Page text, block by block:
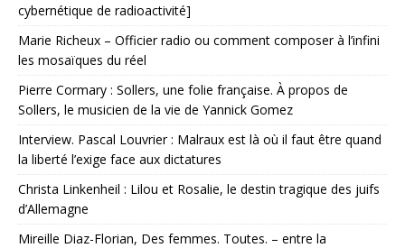
cybernétique de radioactivité]
Marie Richeux – Officier radio ou comment composer à l’infini
les mosaïques du réel
Pierre Cormary : Sollers, une folie française. À propos de
Sollers, le musicien de la vie de Yannick Gomez
Interview. Pascal Louvrier : Malraux est là où il faut être quand
la liberté l’exige face aux dictatures
Christa Linkenheil : Lilou et Rosalie, le destin tragique des juifs
d’Allemagne
Mireille Diaz-Florian, Des femmes. Toutes. – entre la